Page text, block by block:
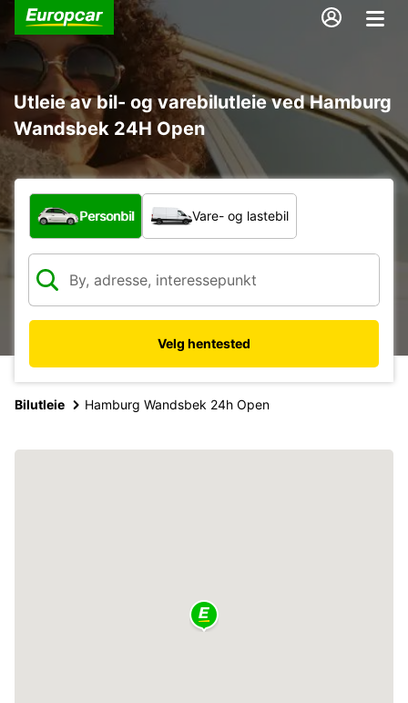
Utleie av bil- og varebilutleie ved Hamburg
Wandsbek 24H Open
Hvilken type bil?
Personbil Vare- og lastebil
Velg hentested
Bilutleie Hamburg Wandsbek 24h Open